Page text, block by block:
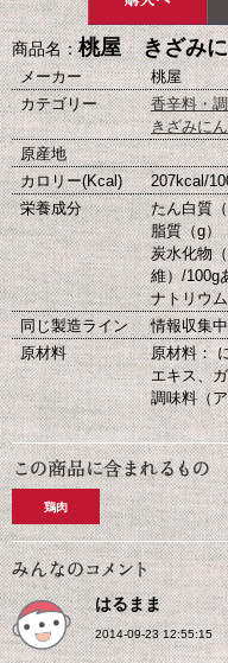
商品名：桃屋 きざみ
メーカー
桃屋
カテゴリー
香辛料・
きざみに
原産地
カロリー(Kcal)
207kcal/
栄養成分
たん白質
脂質（g
炭水化物
維）/100g
ナトリウ
同じ製造ライン
情報収集中
原材料
原材料：
エキス、
調味料（
鶏肉
はるまま
2014-09-23 12:55:15